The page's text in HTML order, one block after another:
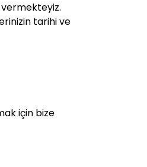
tarihi ve
için bize